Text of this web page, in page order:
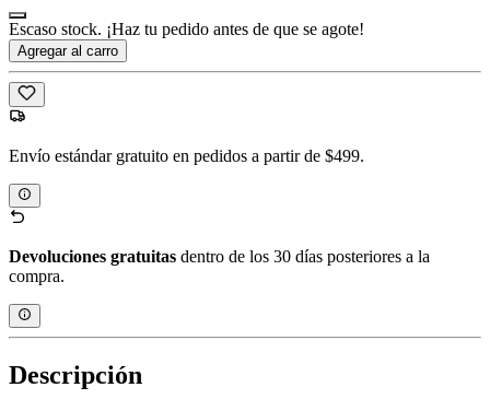
Escaso stock. ¡Haz tu pedido antes de que se agote!
Agregar al carro
Envío estándar gratuito en pedidos a partir de $499.
Devoluciones gratuitas dentro de los 30 días posteriores a la
compra.
Descripción